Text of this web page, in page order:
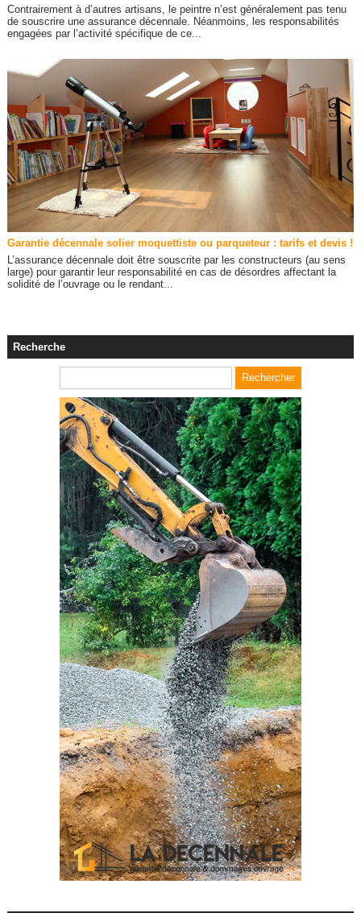
Contrairement à d’autres artisans, le peintre n’est généralement pas tenu
de souscrire une assurance décennale. Néanmoins, les responsabilités
engagées par l’activité spécifique de ce...
Garantie décennale solier moquettiste ou parqueteur : tarifs et devis !
L’assurance décennale doit être souscrite par les constructeurs (au sens
large) pour garantir leur responsabilité en cas de désordres affectant la
solidité de l’ouvrage ou le rendant...
Recherche